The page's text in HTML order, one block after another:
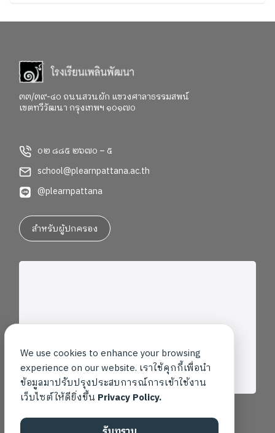
๓๓/๓๙-๔๐ ถนนสวนผัก แขวงศาลาธรรมสพน์
เขตทวีวัฒนา กรุงเทพฯ ๑๐๑๗๐
๐๒ ๘๘๕ ๒๖๗๐ – ๕
school@plearnpattana.ac.th
@plearnpattana
สำหรับผู้ปกครอง
We use cookies to enhance your browsing
experience on our website. เราใช้คุกกี้เพื่อนำ
ข้อมูลมาปรับปรุงประสบการณ์การเข้าใช้งาน
เว็บไซต์ให้ดียิ่งขึ้น Privacy Policy.